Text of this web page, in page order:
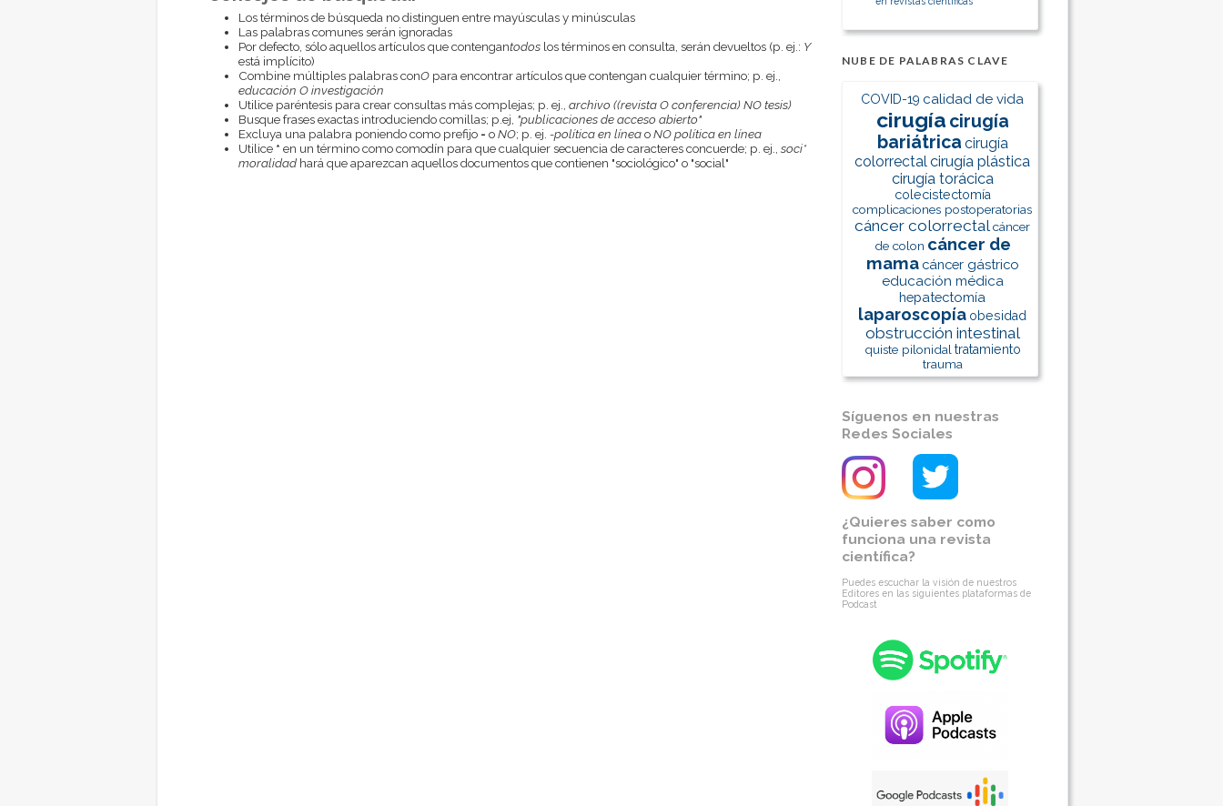
NUBE DE PALABRAS CLAVE
COVID-19 calidad de vida
cirugía cirugía
bariátrica cirugía
colorrectalcirugía plástica
cirugía torácica
colecistectomía
complicaciones postoperatorias
cáncer colorrectalcáncer
de colon cáncer de
mama cáncer gástrico
educación médica
hepatectomía
laparoscopía obesidad
obstrucción intestinal
quiste pilonidal tratamiento
trauma
Síguenos en nuestras
Redes Sociales
¿Quieres saber como
funciona una revista
científica?
Puedes escuchar la visión de nuestros
Editores en las siguientes plataformas de
Podcast
Los términos de búsqueda no distinguen entre mayúsculas y minúsculas
Las palabras comunes serán ignoradas
Por defecto, sólo aquellos artículos que contengantodoslos términos en consulta, serán devueltos (p. ej.: Y
está implícito)
Combine múltiples palabras conOpara encontrar artículos que contengan cualquier término; p. ej.,
educación O investigación
Utilice paréntesis para crear consultas más complejas; p. ej., archivo ((revista O conferencia) NO tesis)
Busque frases exactas introduciendo comillas; p.ej, "publicaciones de acceso abierto"
Excluya una palabra poniendo como prefijo - oNO; p. ej. -política en líneaoNO política en línea
Utilice * en un término como comodín para que cualquier secuencia de caracteres concuerde; p. ej., soci*
moralidadhará que aparezcan aquellos documentos que contienen "sociológico" o "social"